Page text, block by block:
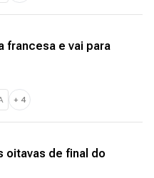
francesa e vai para
+ 4
oitavas de final do